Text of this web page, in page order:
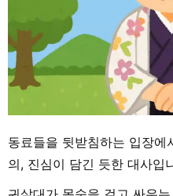
동료들을 뒷받침하는 입장
의, 진심이 담긴 듯한 대사입